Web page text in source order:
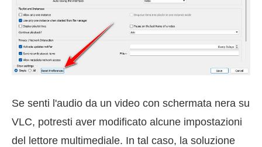
Se senti l'audio da un video con schermata nera su
VLC, potresti aver modificato alcune impostazioni
del lettore multimediale. In tal caso, la soluzione